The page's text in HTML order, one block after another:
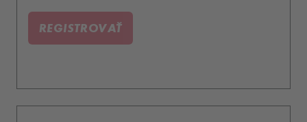
REGISTROVAŤ